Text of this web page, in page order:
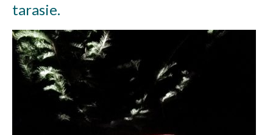
tarasie.